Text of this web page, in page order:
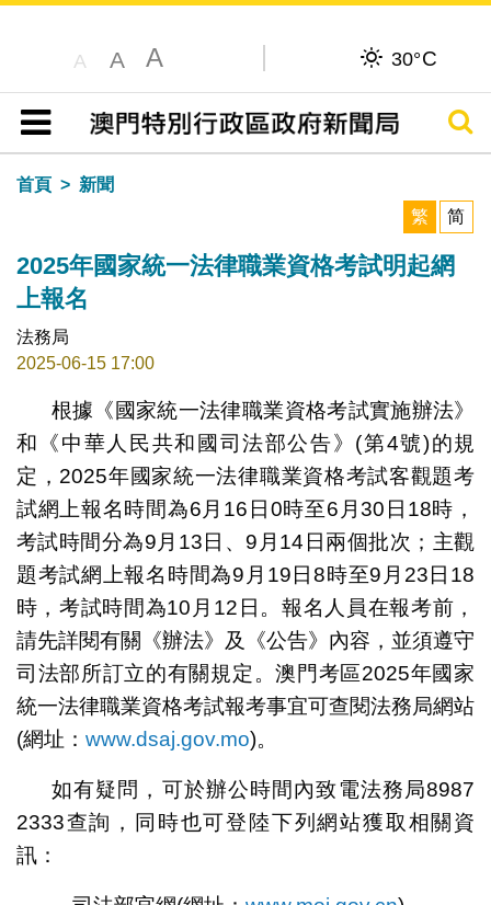
A A A 30°C
目錄
搜尋
首頁
新聞
繁
简
2025年國家統一法律職業資格考試明起網
上報名
法務局
2025-06-15 17:00
根據《國家統一法律職業資格考試實施辦法》
和《中華人民共和國司法部公告》(第4號)的規
定，2025年國家統一法律職業資格考試客觀題考
試網上報名時間為6月16日0時至6月30日18時，
考試時間分為9月13日、9月14日兩個批次；主觀
題考試網上報名時間為9月19日8時至9月23日18
時，考試時間為10月12日。報名人員在報考前，
請先詳閱有關 《辦法》 及 《公告》 內容，並須遵守
司法部所訂立的有關規定。澳門考區2025年國家
統一法律職業資格考試報考事宜可查閱法務局網站
(網址： www.dsaj.gov.mo)。
如有疑問，可於辦公時間內致電法務局8987
2333查詢，同時也可登陸下列網站獲取相關資
訊：